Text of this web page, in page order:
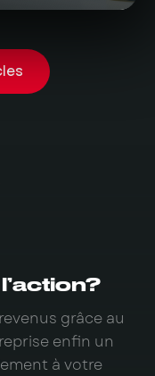
grâce au
enfin un
à votre